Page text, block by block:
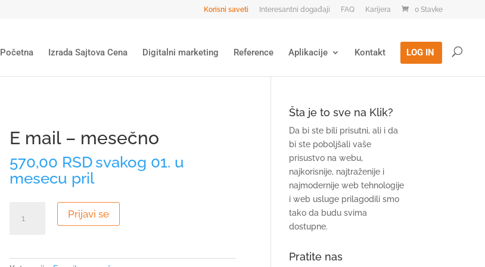
Korisni saveti Interesantni događaji FAQ Karijera 0 Stavke
Početna Izrada Sajtova Cena Digitalni marketing Reference Aplikacije Kontakt LOG IN
E mail – mesečno
570,00 RSD svakog 01. u
mesecu pril
mail
Prijavi se
Šta je to sve na Klik?
Da bi ste bili prisutni, ali i da
bi ste poboljšali vaše
prisustvo na webu,
najkorisnije, najtraženije i
najmodernije web tehnologije
i web usluge prilagodili smo
tako da budu svima
dostupne.
Pratite nas